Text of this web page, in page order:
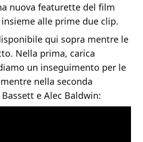
nuova featurette del film
alle prime due clip.
qui sopra mentre le
Nella prima, carica
un inseguimento per le
nella seconda
e Alec Baldwin: